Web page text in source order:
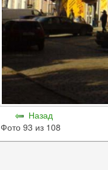
Назад
Фото 93 из 108